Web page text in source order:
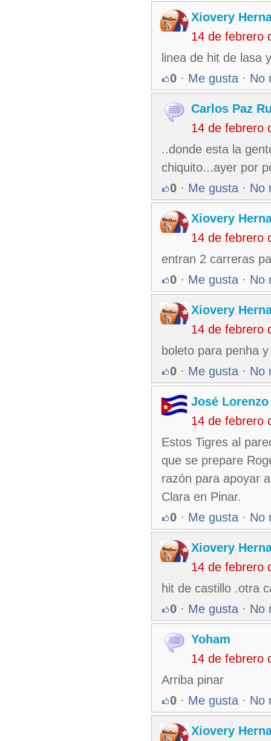
Xiovery
14 de febrero
linea de hit de lasa
0 · Me gusta · No
Carlos Paz
14 de febrero
..donde esta la
chiquito...ayer por
0 · Me gusta · No
Xiovery
14 de febrero
entran 2 carreras
0 · Me gusta · No
Xiovery
14 de febrero
boleto para penha
0 · Me gusta · No
José
14 de febrero
Estos Tigres al
que se prepare
razón para apoyar
Clara en Pinar.
0 · Me gusta · No
Xiovery
14 de febrero
hit de castillo .otra
0 · Me gusta · No
Yoham
14 de febrero
Arriba pinar
0 · Me gusta · No
Xiovery